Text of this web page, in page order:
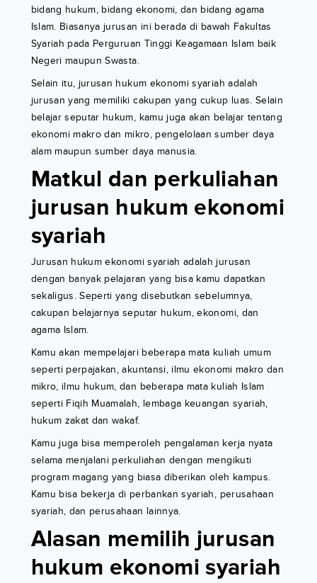
bidang hukum, bidang ekonomi, dan bidang agama
Islam. Biasanya jurusan ini berada di bawah Fakultas
Syariah pada Perguruan Tinggi Keagamaan Islam baik
Negeri maupun Swasta.
Selain itu, jurusan hukum ekonomi syariah adalah
jurusan yang memiliki cakupan yang cukup luas. Selain
belajar seputar hukum, kamu juga akan belajar tentang
ekonomi makro dan mikro, pengelolaan sumber daya
alam maupun sumber daya manusia.
Matkul dan perkuliahan
jurusan hukum ekonomi
syariah
Jurusan hukum ekonomi syariah adalah jurusan
dengan banyak pelajaran yang bisa kamu dapatkan
sekaligus. Seperti yang disebutkan sebelumnya,
cakupan belajarnya seputar hukum, ekonomi, dan
agama Islam.
Kamu akan mempelajari beberapa mata kuliah umum
seperti perpajakan, akuntansi, ilmu ekonomi makro dan
mikro, ilmu hukum, dan beberapa mata kuliah Islam
seperti Fiqih Muamalah, lembaga keuangan syariah,
hukum zakat dan wakaf.
Kamu juga bisa memperoleh pengalaman kerja nyata
selama menjalani perkuliahan dengan mengikuti
program magang yang biasa diberikan oleh kampus.
Kamu bisa bekerja di perbankan syariah, perusahaan
syariah, dan perusahaan lainnya.
Alasan memilih jurusan
hukum ekonomi syariah